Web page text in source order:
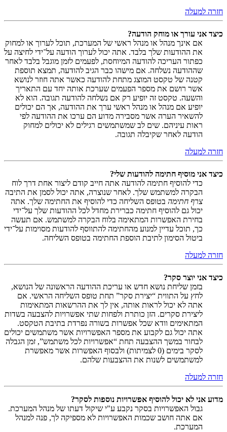
חזרה למעלה
כיצד אני עורך או מוחק הודעה?
אם אינך מנהל או מנהל ראשי של המערכת, תוכל לערוך או למחוק
את ההודעות שלך בלבד. אתה יכול לערוך הודעה על־ידי לחיצה על
כפתור העריכה להודעה המיוחסת, לפעמים לזמן מוגבל בלבד לאחר
שההודעה נשלחה. אם מישהו כבר הגיב להודעה, תמצא תוספת
קטנה של טקסט המוצג מתחת להודעה כאשר אתה חוזר לנושא
אשר רושם את מספר הפעמים שערכת אותה יחד עם התאריך
והשעה. טקסט זה יופיע רק אם נשלחה להודעה תגובה. הוא לא
יופיע אם מנהל או מנהל ראשי ערך את ההודעה, אך הם יכולים
להשאיר הערה אשר מסבירה מדוע הם ערכו את ההודעה לפי
ראות עיניהם. שים לב שמשתמשים רגילים לא יכולים למחוק
הודעה לאחר שקיבלה תגובה.
חזרה למעלה
כיצד אני מוסיף חתימה להודעות שלי?
כדי להוסיף חתימה להודעה אתה חייב קודם ליצור אחת דרך לוח
הבקרה למשתמש שלך. לאחר שנוצרה, אתה יכול לסמן את התיבה
צרף חתימה בטופס השליחה כדי להוסיף את החתימה שלך. אתה
יכול גם להוסיף חתימה כברירת מחדל לכל ההודעות שלך על־ידי
בחירת האפשרות המתאימה בלוח הבקרה למשתמש. אם תעשה
כך, תוכל עדיין למנוע מהחתימה להתווסף להודעות מסוימות על־ידי
ביטול הסימון לתיבת הוספת החתימה בטופס השליחה.
חזרה למעלה
כיצד אני יוצר סקר?
בזמן שליחת נושא חדש או עריכת ההודעה הראשונה של הנושא,
לחץ על התווית “יצירת סקר” תחת טופס השליחה הראשי. אם
אתה לא יכול לראות אותה, אין לך את ההרשאות המתאימות
ליצירת סקרים. הזן כותרת ולפחות שתי אפשרויות להצבעה בשדות
המתאימים וודא שכל אפשרות בשורה נפרדת בתיבת הטקסט.
אתה יכול גם לקבוע את מספר האפשרויות אשר משתמשים יכולים
לבחור במשך ההצבעה תחת “אפשרויות לכל משתמש”, זמן הגבלה
לסקר בימים (0 לצמיתות) ולבסוף האפשרות אשר מאפשרת
למשתמשים לשנות את ההצבעות שלהם.
חזרה למעלה
מדוע אני לא יכול להוסיף אפשרויות נוספות לסקר?
גבול האפשרויות בסקר נקבע ע"י שיקול דעתו של מנהל המערכת.
אם אתה חושב שכמות האפשרויות לא מספיקה לך, פנה למנהל
המערכת.